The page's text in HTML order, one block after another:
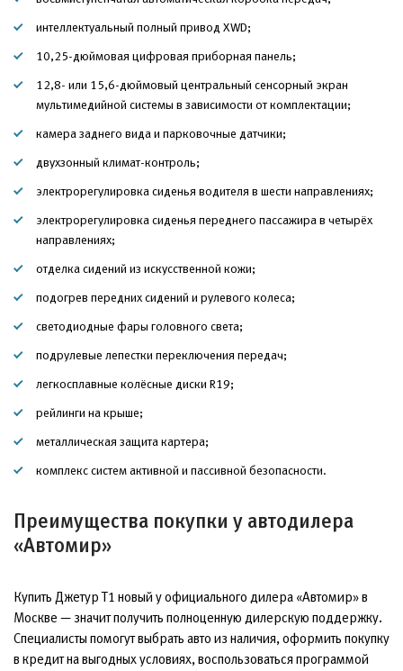
интеллектуальный полный привод XWD;
10,25-дюймовая цифровая приборная панель;
12,8- или 15,6-дюймовый центральный сенсорный экран
мультимедийной системы в зависимости от комплектации;
камера заднего вида и парковочные датчики;
двухзонный климат-контроль;
электрорегулировка сиденья водителя в шести направлениях;
электрорегулировка сиденья переднего пассажира в четырёх
направлениях;
отделка сидений из искусственной кожи;
подогрев передних сидений и рулевого колеса;
светодиодные фары головного света;
подрулевые лепестки переключения передач;
легкосплавные колёсные диски R19;
рейлинги на крыше;
металлическая защита картера;
комплекс систем активной и пассивной безопасности.
Преимущества покупки у автодилера
«Автомир»
Купить Джетур Т1 новый у официального дилера «Автомир» в
Москве — значит получить полноценную дилерскую поддержку.
Специалисты помогут выбрать авто из наличия, оформить покупку
в кредит на выгодных условиях, воспользоваться программой